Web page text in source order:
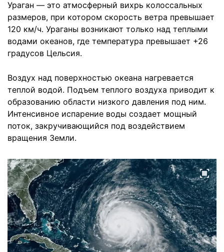
Ураган — это атмосферный вихрь колоссальных
размеров, при котором скорость ветра превышает
120 км/ч. Ураганы возникают только над теплыми
водами океанов, где температура превышает +26
градусов Цельсия.
Воздух над поверхностью океана нагревается
теплой водой. Подъем теплого воздуха приводит к
образованию области низкого давления под ним.
Интенсивное испарение воды создает мощный
поток, закручивающийся под воздействием
вращения Земли.